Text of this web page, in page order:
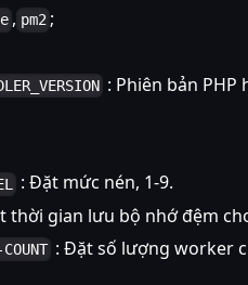
, pm2 ;
: Phiên bản PHP
: Đặt mức nén, 1-9.
thời gian lưu bộ nhớ đệm
: Đặt số lượng worker